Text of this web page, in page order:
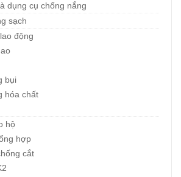
dụng cụ chống nắng
sạch
động
bụi
hóa chất
hộ
hợp
cắt